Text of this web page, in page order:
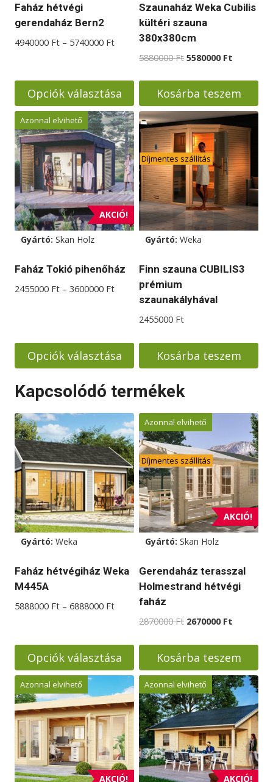
Faház hétvégi
gerendaház Bern2
4940000 Ft – 5740000 FtÁrtartomány:
4940000 Ft
5740000 Ft
Opciók választása
Ennek
a
terméknek
több
variációja
van.
A
változatok
termékoldalon
ki
Szaunaház Weka Cubilis
kültéri szauna
380x380cm
5880000Ft Original
was:
5880000 Ft.
5580000 Ft
is:
5580000
Kosárba teszem
AKCIÓ!
Azonnal elvihető
Gyártó: Skan Holz
Faház Tokió pihenőház
2455000 Ft – 3600000 FtÁrtartomány:
2455000 Ft
Opciók választása
a
több
variációja
van.
A
változatok
a
termékoldalon
választhatók
Díjmentes szállítás
Gyártó: Weka
Finn szauna CUBILIS3
prémium
szaunakályhával
2455000 Ft
Kosárba teszem
Kapcsolódó termékek
Gyártó: Weka
Faház hétvégiház Weka
M445A
5888000 Ft – 6888000 FtÁrtartomány:
5888000 Ft
6888000 Ft
Opciók választása
Ennek
a
terméknek
több
variációja
van.
A
AKCIÓ!
Azonnal elvihető
Díjmentes szállítás
Gyártó: Skan Holz
Gerendaház terasszal
Holmestrand hétvégi
faház
2870000Ft Original
was:
2870000 Ft.
2670000 Ft
is:
2670000
Kosárba teszem
AKCIÓ!
Azonnal elvihető
AKCIÓ!
Azonnal elvihető